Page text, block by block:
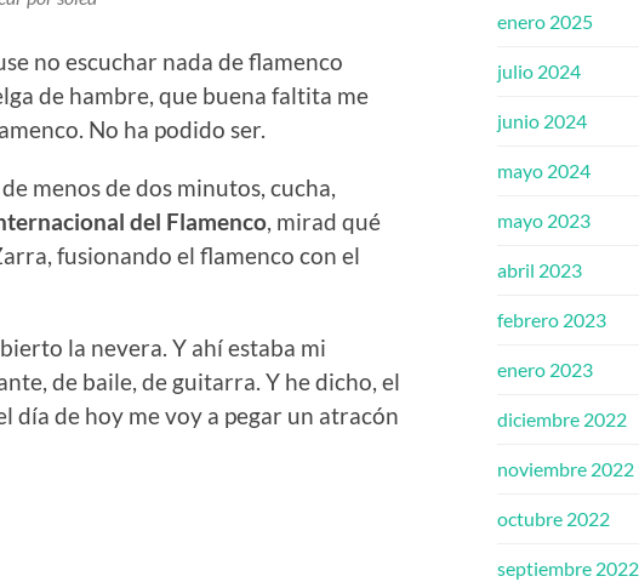
no escuchar nada de flamenco
de hambre, que buena faltita me
No ha podido ser.
menos de dos minutos, cucha,
del Flamenco, mirad qué
fusionando el flamenco con el
la nevera. Y ahí estaba mi
de baile, de guitarra. Y he dicho, el
día de hoy me voy a pegar un atracón
enero 2025
julio 2024
junio 2024
mayo 2024
mayo 2023
abril 2023
febrero 2023
enero 2023
diciembre 2022
noviembre 2022
octubre 2022
septiembre 2022